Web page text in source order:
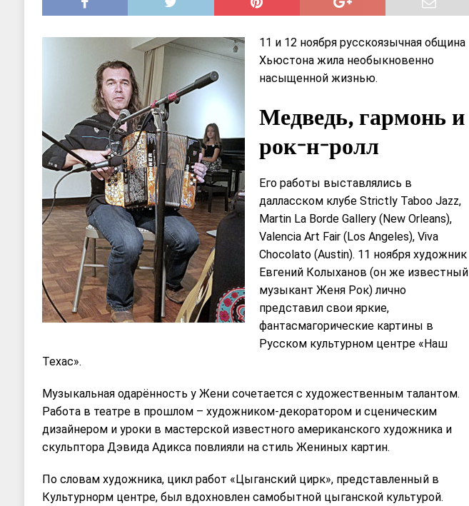
11 и 12 ноября русскоязычная община
Хьюстона жила необыкновенно
насыщенной жизнью.
Медведь, гармонь и
рок-н-ролл
Его работы выставлялись в
далласском клубе Strictly Taboo Jazz,
Martin La Borde Gallery (New Orleans),
Valencia Art Fair (Los Angeles), Viva
Chocolato (Austin). 11 ноября художник
Евгений Колыханов (он же известный
музыкант Женя Рок) лично
представил свои яркие,
фантасмагорические картины в
Русском культурном центре «Наш
Техас».
Музыкальная одарённость у Жени сочетается с художественным талантом.
Работа в театре в прошлом – художником-декоратором и сценическим
дизайнером и уроки в мастерской известного американского художника и
скульптора Дэвида Адикса повлияли на стиль Жениных картин.
По словам художника, цикл работ «Цыганский цирк», представленный в
Культурнорм центре, был вдохновлен самобытной цыганской культурой.